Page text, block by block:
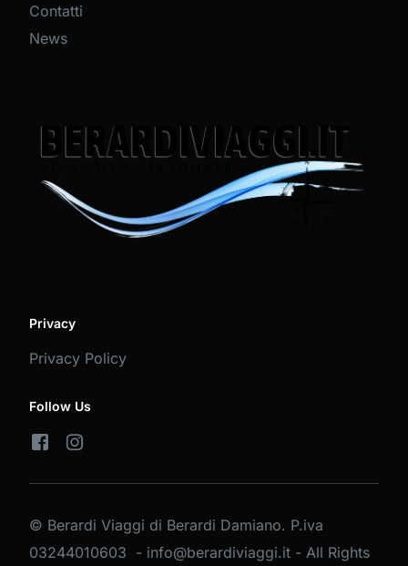
Contatti
News
Privacy
Privacy Policy
Follow Us
© Berardi Viaggi di Berardi Damiano. P.iva
03244010603 - info@berardiviaggi.it - All Rights